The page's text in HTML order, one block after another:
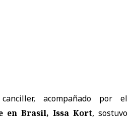
acompañado por el
en Brasil, Issa Kort, sostuvo